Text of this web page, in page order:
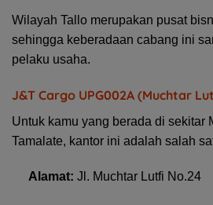
Wilayah Tallo merupakan pusat
sehingga keberadaan cabang ini
pelaku usaha.
J&T Cargo UPG002A (Muchtar
Untuk kamu yang berada di sekitar
Tamalate, kantor ini adalah salah
Alamat: Jl. Muchtar Lutfi No.24